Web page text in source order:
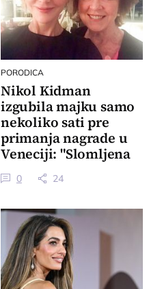
PORODICA
Nikol Kidman
izgubila majku samo
nekoliko sati pre
primanja nagrade u
Veneciji: "Slomljena
sam od bola"
0 24